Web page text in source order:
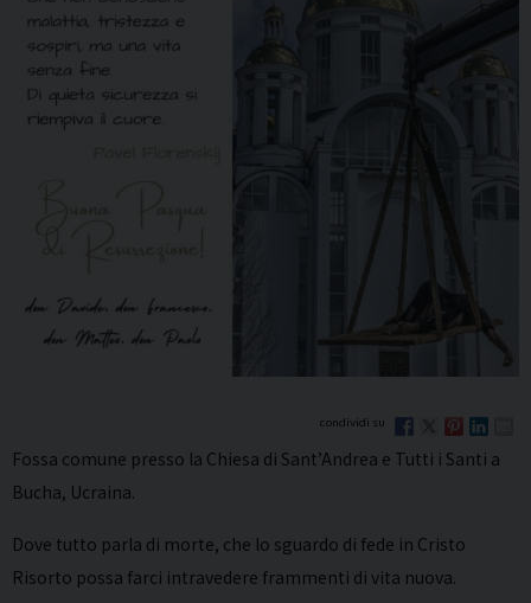
Fossa comune presso la Chiesa di Sant’Andrea e Tutti i Santi a
Bucha, Ucraina.
Dove tutto parla di morte, che lo sguardo di fede in Cristo
Risorto possa farci intravedere frammenti di vita nuova.